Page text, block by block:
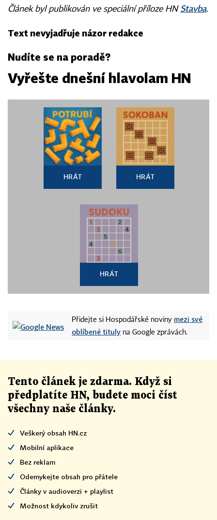
Článek byl publikován ve speciální příloze HN Stavba.
Text nevyjadřuje názor redakce
Nudíte se na poradě?
Vyřešte dnešní hlavolam HN
HRÁT HRÁT
HRÁT
Přidejte si Hospodářské noviny mezi své
oblíbené tituly na Google zprávách.
Tento článek je zdarma. Když si
předplatíte HN, budete moci číst
všechny naše články.
Veškerý obsah HN.cz
Mobilní aplikace
Bez reklam
Odemykejte obsah pro přátele
Články v audioverzi + playlist
Možnost kdykoliv zrušit